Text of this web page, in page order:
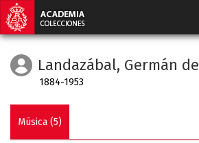
Landazábal, Germán de
1884-1953
Música (5)